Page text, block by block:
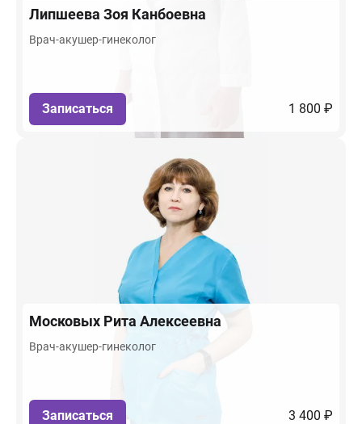
Липшеева Зоя Канбоевна
Врач-акушер-гинеколог
Записаться 1 800 ₽
Московых Рита Алексеевна
Врач-акушер-гинеколог
Записаться 3 400 ₽